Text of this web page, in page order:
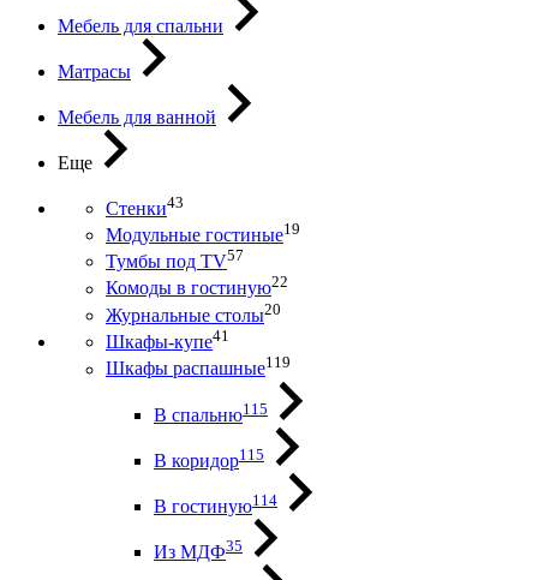
Мебель для спальни
Матрасы
Мебель для ванной
Еще
Стенки43
Модульные гостиные19
Тумбы под ТV57
Комоды в гостиную22
Журнальные столы20
Шкафы-купе41
Шкафы распашные119
В спальню115
В коридор115
В гостиную114
Из МДФ35